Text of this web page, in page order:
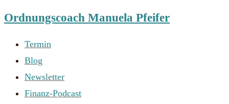
Zum
springen
Ordnungscoach Manuela Pfeifer
Termin
Blog
Newsletter
Finanz-Podcast